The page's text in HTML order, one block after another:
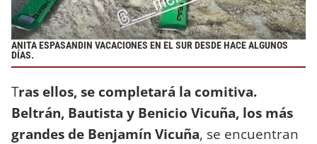
ANITA ESPASANDIN VACACIONES EN EL SUR DESDE HACE ALGUNOS
DÍAS.
Tras ellos, se completará la comitiva.
Beltrán, Bautista y Benicio Vicuña, los más
grandes de Benjamín Vicuña, se encuentran